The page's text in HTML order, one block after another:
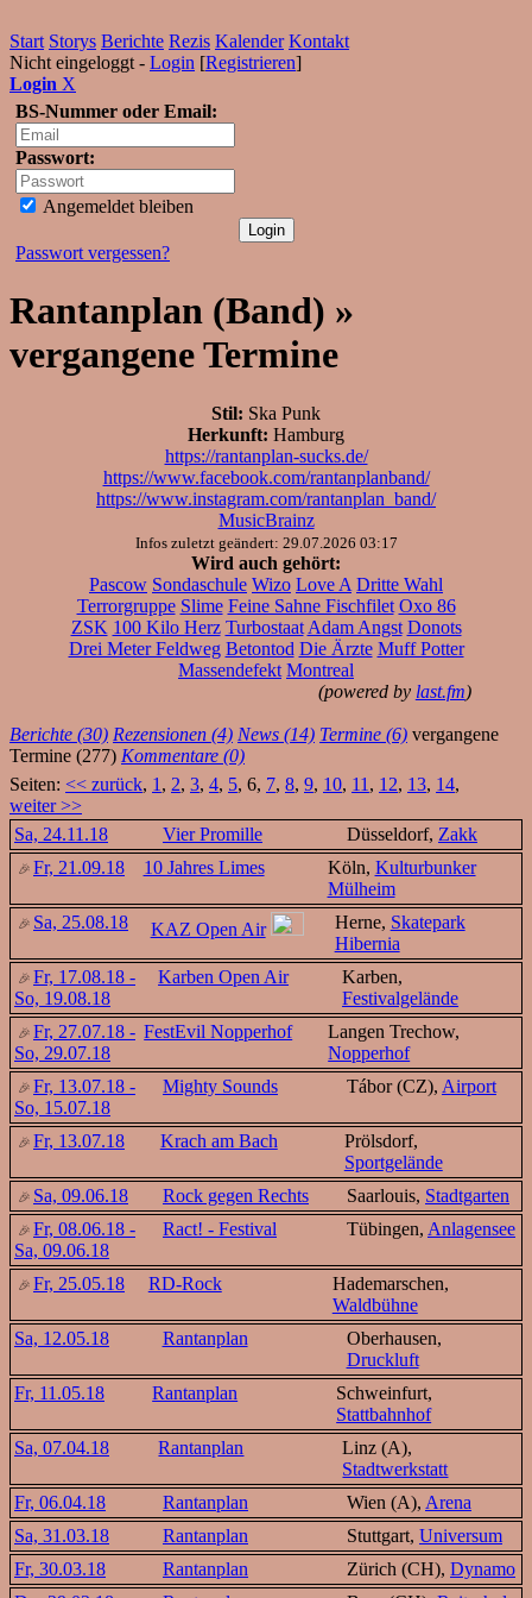
Start Storys Berichte Rezis Kalender Kontakt
Nicht eingeloggt - Login [Registrieren]
Login X
BS-Nummer oder Email:
Passwort:
Angemeldet bleiben
Passwort vergessen?
Rantanplan (Band) »
vergangene Termine
Stil: Ska Punk
Herkunft: Hamburg
https://rantanplan-sucks.de/
https://www.facebook.com/rantanplanband/
https://www.instagram.com/rantanplan_band/
MusicBrainz
Infos zuletzt geändert: 29.07.2026 03:17
Wird auch gehört:
Pascow Sondaschule Wizo Love A Dritte Wahl
Terrorgruppe Slime Feine Sahne Fischfilet Oxo 86
ZSK 100 Kilo Herz Turbostaat Adam Angst Donots
Drei Meter Feldweg Betontod Die Ärzte Muff Potter
Massendefekt Montreal
(powered by last.fm)
Berichte (30) Rezensionen (4) News (14) Termine (6) vergangene
Termine (277) Kommentare (0)
Seiten: << zurück, 1 , 2, 3, 4, 5, 6, 7, 8, 9, 10, 11 , 12, 13, 14,
weiter >>
Sa, 24.11.18
Vier Promille Düsseldorf, Zakk
Fr, 21.09.18
10 Jahres Limes Köln, Kulturbunker
Mülheim
Sa, 25.08.18
KAZ Open Air Herne, Skatepark
Hibernia
Fr, 17.08.18 -
So, 19.08.18
Karben Open Air
Karben,
Festivalgelände
Fr, 27.07.18 -
So, 29.07.18
FestEvil Nopperhof
Langen Trechow,
Nopperhof
Fr, 13.07.18 -
So, 15.07.18
Mighty Sounds Tábor (CZ), Airport
Fr, 13.07.18 Krach am Bach
Prölsdorf,
Sportgelände
Sa, 09.06.18
Rock gegen Rechts Saarlouis, Stadtgarten
Fr, 08.06.18 -
Sa, 09.06.18
Ract! - Festival Tübingen, Anlagensee
Fr, 25.05.18 RD-Rock
Hademarschen,
Waldbühne
Sa, 12.05.18
Rantanplan
Oberhausen,
Druckluft
Fr, 11.05.18
Rantanplan
Schweinfurt,
Stattbahnhof
Sa, 07.04.18
Rantanplan
Linz (A),
Stadtwerkstatt
Fr, 06.04.18
Rantanplan Wien (A), Arena
Sa, 31.03.18
Rantanplan Stuttgart, Universum
Fr, 30.03.18
Rantanplan Zürich (CH), Dynamo